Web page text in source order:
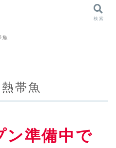
魚
帯魚
ン準備中で
検索